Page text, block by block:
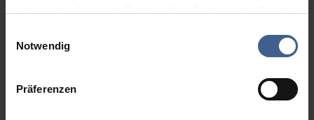
Weitere Informationen finden Sie in unseren
Notwendig
Präferenzen